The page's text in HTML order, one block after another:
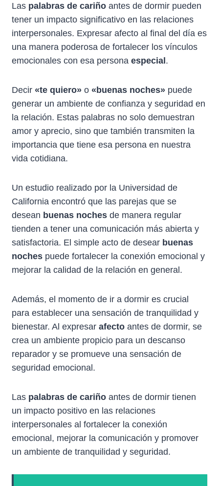
Las palabras de cariño antes de dormir pueden
tener un impacto significativo en las relaciones
interpersonales. Expresar afecto al final del día es
una manera poderosa de fortalecer los vínculos
emocionales con esa persona especial.
Decir «te quiero» o «buenas noches» puede
generar un ambiente de confianza y seguridad en
la relación. Estas palabras no solo demuestran
amor y aprecio, sino que también transmiten la
importancia que tiene esa persona en nuestra
vida cotidiana.
Un estudio realizado por la Universidad de
California encontró que las parejas que se
desean buenas noches de manera regular
tienden a tener una comunicación más abierta y
satisfactoria. El simple acto de desear buenas
noches puede fortalecer la conexión emocional y
mejorar la calidad de la relación en general.
Además, el momento de ir a dormir es crucial
para establecer una sensación de tranquilidad y
bienestar. Al expresar afecto antes de dormir, se
crea un ambiente propicio para un descanso
reparador y se promueve una sensación de
seguridad emocional.
Las palabras de cariño antes de dormir tienen
un impacto positivo en las relaciones
interpersonales al fortalecer la conexión
emocional, mejorar la comunicación y promover
un ambiente de tranquilidad y seguridad.